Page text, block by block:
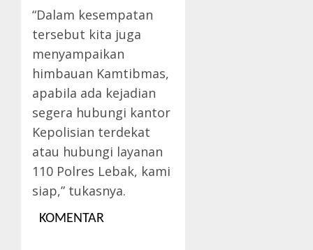
“Dalam kesempatan
tersebut kita juga
menyampaikan
himbauan Kamtibmas,
apabila ada kejadian
segera hubungi kantor
Kepolisian terdekat
atau hubungi layanan
110 Polres Lebak, kami
siap,” tukasnya.
KOMENTAR